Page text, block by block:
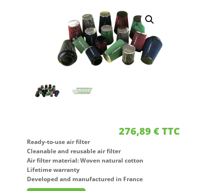
276,89€TTC
Ready-to-use air filter
Cleanable and reusable air filter
Air filter material: Woven natural cotton
Lifetime warranty
Developed and manufactured in France